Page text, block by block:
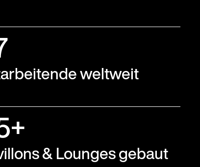
weltweit
& Lounges gebaut